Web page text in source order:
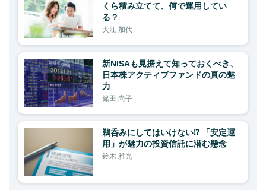
くら積み立てて、何で運用してい
る？
大江 加代
新NISAも見据えて知っておくべき、
日本株アクティブファンドの真の魅
力
篠田 尚子
鵜呑みにしてはいけない⁉ 「安定運
用」が魅力の投資信託に潜む懸念
鈴木 雅光